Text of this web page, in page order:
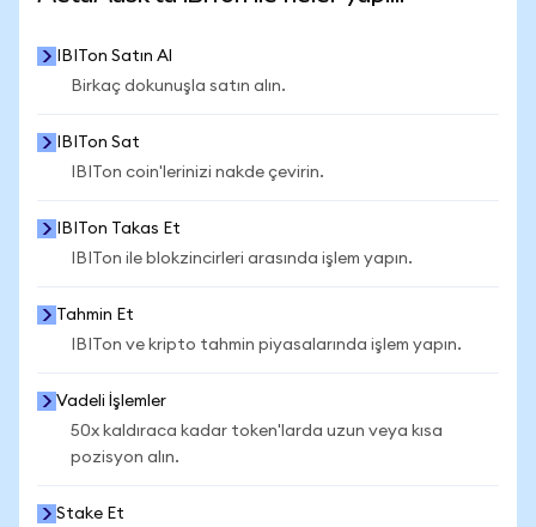
IBITon Satın Al
Birkaç dokunuşla satın alın.
IBITon Sat
IBITon coin'lerinizi nakde çevirin.
IBITon Takas Et
IBITon ile blokzincirleri arasında işlem yapın.
Tahmin Et
IBITon ve kripto tahmin piyasalarında işlem yapın.
Vadeli İşlemler
50x kaldıraca kadar token'larda uzun veya kısa
pozisyon alın.
Stake Et